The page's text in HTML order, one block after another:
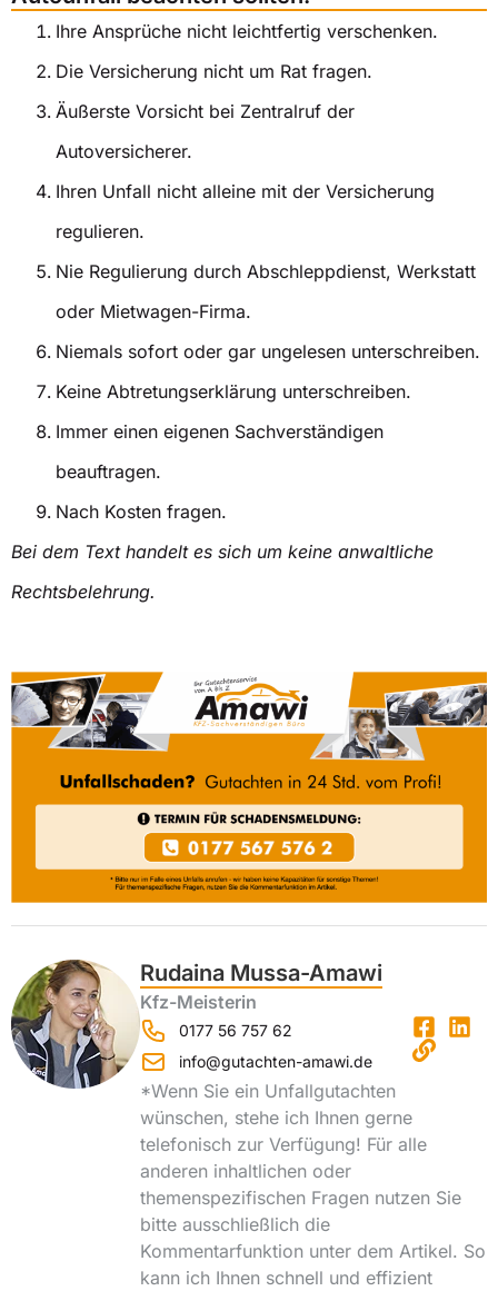
Ihre Ansprüche nicht leichtfertig verschenken.
Die Versicherung nicht um Rat fragen.
Äußerste Vorsicht bei Zentralruf der
Autoversicherer.
Ihren Unfall nicht alleine mit der Versicherung
regulieren.
Nie Regulierung durch Abschleppdienst, Werkstatt
oder Mietwagen-Firma.
Niemals sofort oder gar ungelesen unterschreiben.
Keine Abtretungserklärung unterschreiben.
Immer einen eigenen Sachverständigen
beauftragen.
Nach Kosten fragen.
Bei dem Text handelt es sich um keine anwaltliche
Rechtsbelehrung.
Rudaina Mussa-Amawi
Kfz-Meisterin
0177 56 757 62
info@gutachten-amawi.de
*Wenn Sie ein Unfallgutachten
wünschen, stehe ich Ihnen gerne
telefonisch zur Verfügung! Für alle
anderen inhaltlichen oder
themenspezifischen Fragen nutzen Sie
bitte ausschließlich die
Kommentarfunktion unter dem Artikel. So
kann ich Ihnen schnell und effizient